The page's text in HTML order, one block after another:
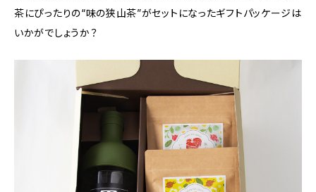
茶にぴったりの“味の狭山茶”がセットになったギフトパッケージは
いかがでしょうか？